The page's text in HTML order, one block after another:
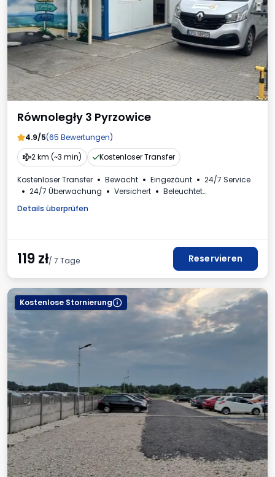
Równoległy 3 Pyrzowice
4.9/5(65 Bewertungen)
2 km (~3 min)
Kostenloser Transfer
Kostenloser Transfer Bewacht Eingezäunt
24/7 Service
24/7 Überwachung
Versichert
Beleuchtet
Details überprüfen
119zł/ 7 Tage Reservieren
Kostenlose Stornierung